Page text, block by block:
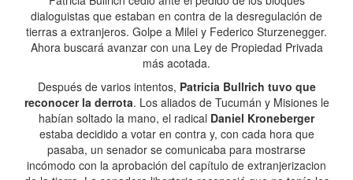
dialoguistas que estaban en contra de la desregulación de
tierras a extranjeros. Golpe a Milei y Federico Sturzenegger.
Ahora buscará avanzar con una Ley de Propiedad Privada
más acotada.
Después de varios intentos, Patricia Bullrich tuvo que
reconocer la derrota. Los aliados de Tucumán y Misiones le
habían soltado la mano, el radical Daniel Kroneberger
estaba decidido a votar en contra y, con cada hora que
pasaba, un senador se comunicaba para mostrarse
incómodo con la aprobación del capítulo de extranjerizacion